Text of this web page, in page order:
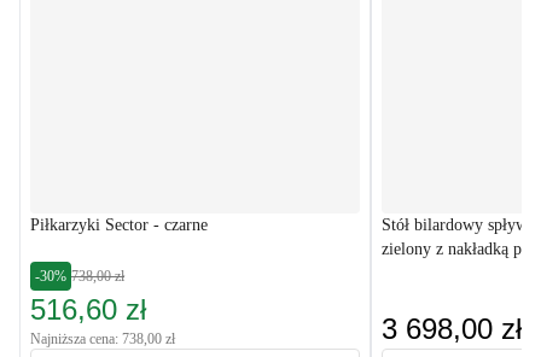
Piłkarzyki Sector - czarne
-30% 738,00 zł
516,60 zł
Najniższa cena: 738,00 zł
Stół bilardowy
zielony z nakładką
3 698,00 zł